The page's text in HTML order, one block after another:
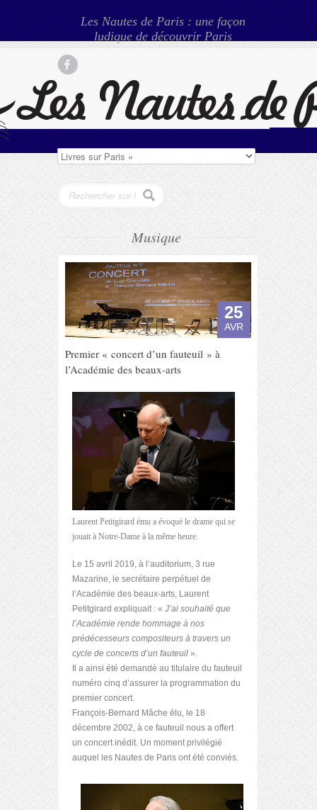
Les Nautes de Paris : une façon
ludique de découvrir Paris
Musique
25
AVR
Premier « concert d’un fauteuil » à
l’Académie des beaux-arts
Laurent Petitgirard ému a évoqué le drame qui se
jouait à Notre-Dame à la même heure.
Le 15 avril 2019, à l’auditorium, 3 rue
Mazarine, le secrétaire perpétuel de
l’Académie des beaux-arts, Laurent
Petitgirard expliquait : « J’ai souhaité que
l’Académie rende hommage à nos
prédécesseurs compositeurs à travers un
cycle de concerts d’un fauteuil ».
Il a ainsi été demandé au titulaire du fauteuil
numéro cinq d’assurer la programmation du
premier concert.
François-Bernard Mâche élu, le 18
décembre 2002, à ce fauteuil nous a offert
un concert inédit. Un moment privilégié
auquel les Nautes de Paris ont été conviés.